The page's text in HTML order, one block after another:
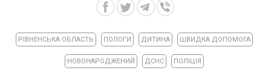
РІВНЕНСЬКА ОБЛАСТЬ ПОЛОГИ ДИТИНА ШВИДКА ДОПОМОГА
НОВОНАРОДЖЕНИЙ ДСНС ПОЛІЦІЯ